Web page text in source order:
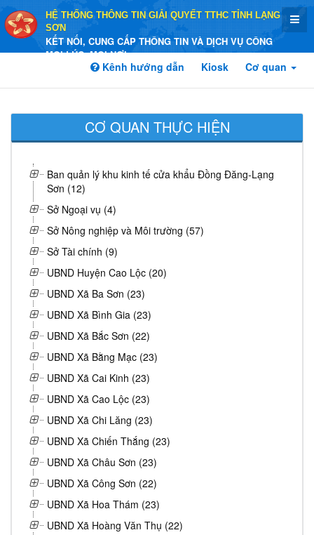
HỆ THỐNG THÔNG TIN GIẢI QUYẾT TTHC TỈNH LẠNG
SƠN
KẾT NỐI, CUNG CẤP THÔNG TIN VÀ DỊCH VỤ CÔNG
MỌI LÚC, MỌI NƠI
Kênh hướng dẫn Kiosk Cơ quan
CƠ QUAN THỰC HIỆN
Ban quản lý khu kinh tế cửa khẩu Đồng Đăng-Lạng
Sơn (12)
Sở Ngoại vụ (4)
Sở Nông nghiệp và Môi trường (57)
Sở Tài chính (9)
UBND Huyện Cao Lộc (20)
UBND Xã Ba Sơn (23)
UBND Xã Bình Gia (23)
UBND Xã Bắc Sơn (22)
UBND Xã Bằng Mạc (23)
UBND Xã Cai Kinh (23)
UBND Xã Cao Lộc (23)
UBND Xã Chi Lăng (23)
UBND Xã Chiến Thắng (23)
UBND Xã Châu Sơn (23)
UBND Xã Công Sơn (22)
UBND Xã Hoa Thám (23)
UBND Xã Hoàng Văn Thụ (22)